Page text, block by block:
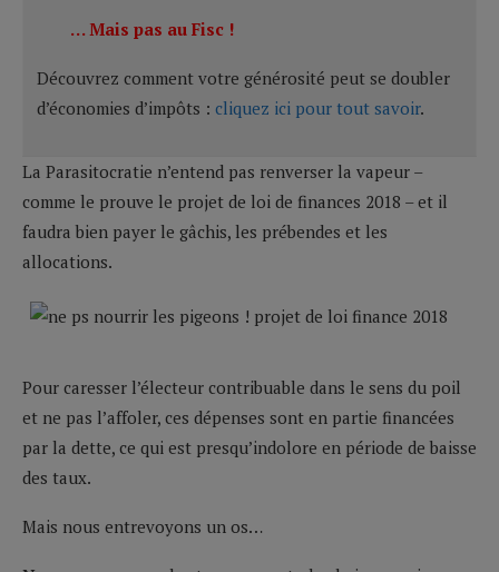
… Mais pas au Fisc !
Découvrez comment votre générosité peut se doubler
d’économies d’impôts : cliquez ici pour tout savoir.
La Parasitocratie n’entend pas renverser la vapeur –
comme le prouve le projet de loi de finances 2018 – et il
faudra bien payer le gâchis, les prébendes et les
allocations.
Pour caresser l’électeur contribuable dans le sens du poil
et ne pas l’affoler, ces dépenses sont en partie financées
par la dette, ce qui est presqu’indolore en période de baisse
des taux.
Mais nous entrevoyons un os…